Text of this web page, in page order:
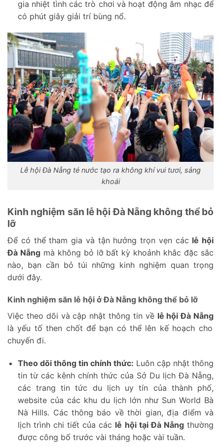
gia nhiệt tình các trò chơi và hoạt động âm nhạc để
có phút giây giải trí bùng nổ.
Lễ hội Đà Nẵng té nước tạo ra không khí vui tươi, sảng
khoái
Kinh nghiệm săn lễ hội Đà Nẵng không thể bỏ
lỡ
Để có thể tham gia và tận hưởng trọn vẹn các lễ hội
Đà Nẵngmà không bỏ lỡ bất kỳ khoảnh khắc đặc sắc
nào, bạn cần bỏ túi những kinh nghiệm quan trọng
dưới đây.
Kinh nghiệm săn lễ hội ở Đà Nẵng không thể bỏ lỡ
Việc theo dõi và cập nhật thông tin về lễ hội Đà Nẵng
là yếu tố then chốt để bạn có thể lên kế hoạch cho
chuyến đi.
Theo dõi thông tin chính thức: Luôn cập nhật thông
tin từ các kênh chính thức của Sở Du lịch Đà Nẵng,
các trang tin tức du lịch uy tín của thành phố,
website của các khu du lịch lớn như Sun World Bà
Nà Hills. Các thông báo về thời gian, địa điểm và
lịch trình chi tiết của các lễ hội tại Đà Nẵngthường
được công bố trước vài tháng hoặc vài tuần.